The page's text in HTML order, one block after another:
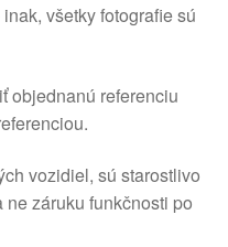
všetky fotografie sú
objednanú referenciu
vozidiel, sú starostlivo
záruku funkčnosti po